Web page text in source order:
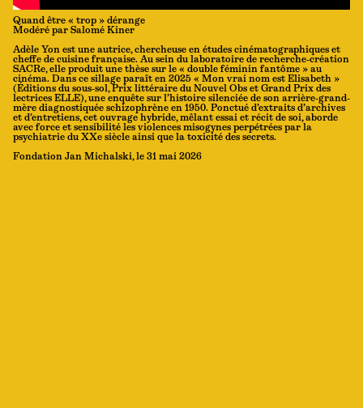
Quand être « trop » dérange
Modéré par Salomé Kiner
Adèle Yon est une autrice, chercheuse en études cinématographiques et
cheffe de cuisine française. Au sein du laboratoire de recherche-création
SACRe, elle produit une thèse sur le « double féminin fantôme » au
cinéma. Dans ce sillage paraît en 2025 « Mon vrai nom est Elisabeth »
(Éditions du sous-sol, Prix littéraire du Nouvel Obs et Grand Prix des
lectrices ELLE), une enquête sur l’histoire silenciée de son arrière-grand-
mère diagnostiquée schizophrène en 1950. Ponctué d’extraits d’archives
et d’entretiens, cet ouvrage hybride, mêlant essai et récit de soi, aborde
avec force et sensibilité les violences misogynes perpétrées par la
psychiatrie du XXe siècle ainsi que la toxicité des secrets.
Fondation Jan Michalski, le 31 mai 2026